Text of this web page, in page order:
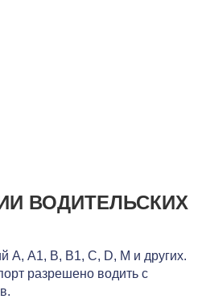
ВОДИТЕЛЬСКИХ
А, А1, В, В1, С, D, М и других.
разрешено водить с